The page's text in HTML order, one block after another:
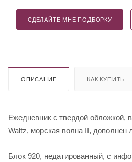
СДЕЛАЙТЕ МНЕ ПОДБОРКУ
ОПИСАНИЕ КАК КУПИТЬ
Ежедневник с твердой обложкой,
Waltz, морская волна II, дополнен
Блок 920, недатированный, с